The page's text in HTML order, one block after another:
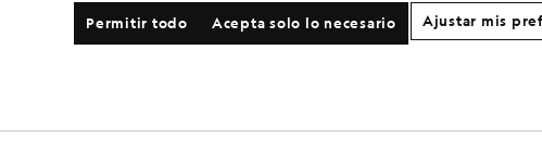
Acepta solo lo necesario
Permitir todo Ajustar mis